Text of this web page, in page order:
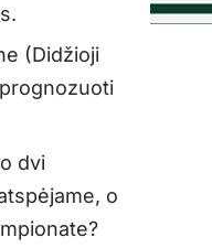
(Didžioji
dvi
o